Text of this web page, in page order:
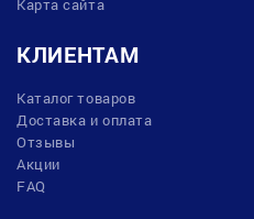
Карта сайта
КЛИЕНТАМ
Каталог товаров
Доставка и оплата
Отзывы
Акции
FAQ